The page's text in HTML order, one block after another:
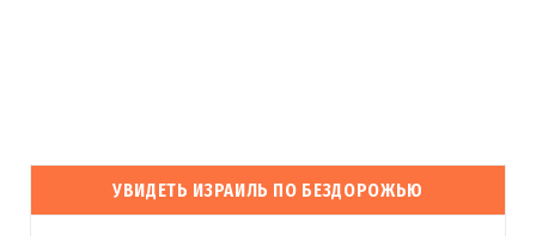
УВИДЕТЬ ИЗРАИЛЬ ПО БЕЗДОРОЖЬЮ